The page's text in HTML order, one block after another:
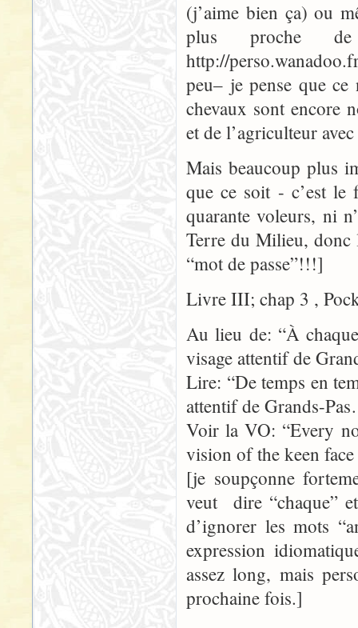
(j’aime bien ça) ou
plus proche
http://
peu– je pense que
chevaux sont encore
et de l’agriculteur
Mais beaucoup plus
que ce soit - c’est le
quarante voleurs, ni
Terre du Milieu, donc
“mot de passe”!!!]
Livre III; chap 3 ,
Au lieu de: “À
visage attentif de
Lire: “De temps en
attentif de Grands-
Voir la VO: “Every
vision of the keen
[je soupçonne
veut dire “chaque”
d’ignorer les mots
expression
assez long, mais
prochaine fois.]